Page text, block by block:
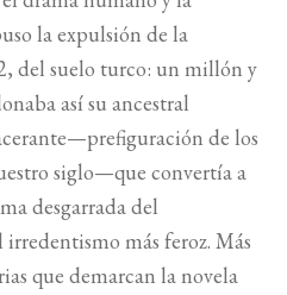
BUSCAR
LISTA DE LIBROS
la expulsión de la
del suelo turco: un millón y
así su ancestral
de los
siglo—que convertía a
desgarrada del
más feroz. Más
que demarcan la novela